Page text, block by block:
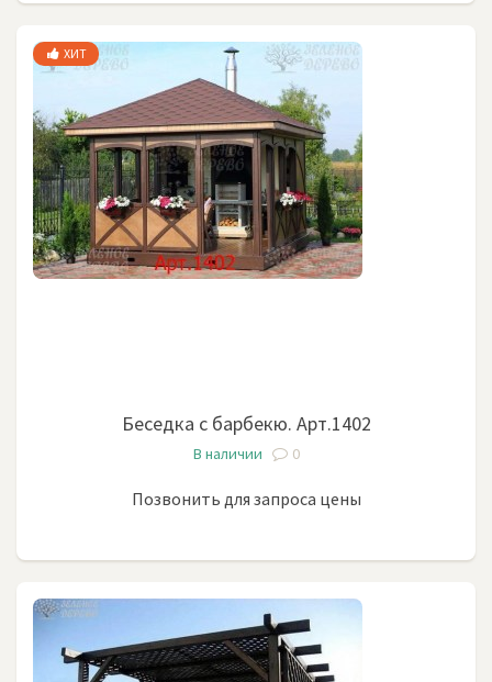
ХИТ
Беседка c барбекю. Арт.1402
В наличии 0
Позвонить для запроса цены